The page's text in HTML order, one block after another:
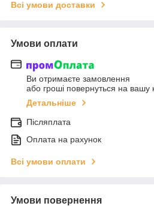
Всі умови доставки
Умови оплати
Ви отримаєте замовлення
або гроші повернуться на вашу
Детальніше
Післяплата
Оплата на рахунок
Всі умови оплати
Умови повернення